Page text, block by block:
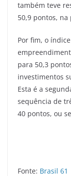
também teve
50,9 pontos,
Por fim, o
para 50,3
investimentos
Esta é a
sequência de
40 pontos, ou
Fonte: Brasil 61